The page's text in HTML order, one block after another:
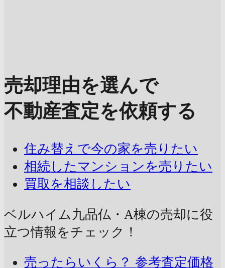
売却理由を選んで
不動産査定を依頼する
住み替えで今の家を売りたい
相続したマンションを売りたい
買取を相談したい
ベルハイム九品仏・A棟の売却に役
立つ情報をチェック！
売ったらいくら？ 参考査定価格